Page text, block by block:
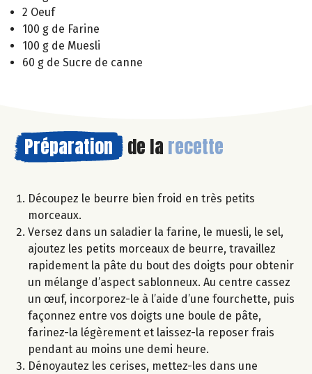
2 Oeuf
100 g de Farine
100 g de Muesli
60 g de Sucre de canne
Préparation de la recette
Découpez le beurre bien froid en très petits
morceaux.
Versez dans un saladier la farine, le muesli, le sel,
ajoutez les petits morceaux de beurre, travaillez
rapidement la pâte du bout des doigts pour obtenir
un mélange d’aspect sablonneux. Au centre cassez
un œuf, incorporez-le à l’aide d’une fourchette, puis
façonnez entre vos doigts une boule de pâte,
farinez-la légèrement et laissez-la reposer frais
pendant au moins une demi heure.
Dénoyautez les cerises, mettez-les dans une